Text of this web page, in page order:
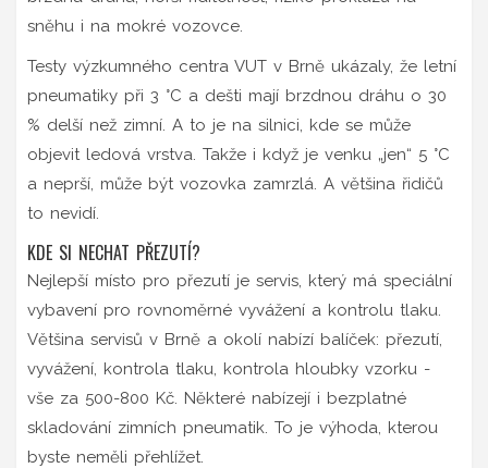
sněhu i na mokré vozovce.
Testy výzkumného centra VUT v Brně ukázaly, že letní
pneumatiky při 3 °C a dešti mají brzdnou dráhu o 30
% delší než zimní. A to je na silnici, kde se může
objevit ledová vrstva. Takže i když je venku „jen“ 5 °C
a neprší, může být vozovka zamrzlá. A většina řidičů
to nevidí.
KDE SI NECHAT PŘEZUTÍ?
Nejlepší místo pro přezutí je servis, který má speciální
vybavení pro rovnoměrné vyvážení a kontrolu tlaku.
Většina servisů v Brně a okolí nabízí balíček: přezutí,
vyvážení, kontrola tlaku, kontrola hloubky vzorku -
vše za 500-800 Kč. Některé nabízejí i bezplatné
skladování zimních pneumatik. To je výhoda, kterou
byste neměli přehlížet.